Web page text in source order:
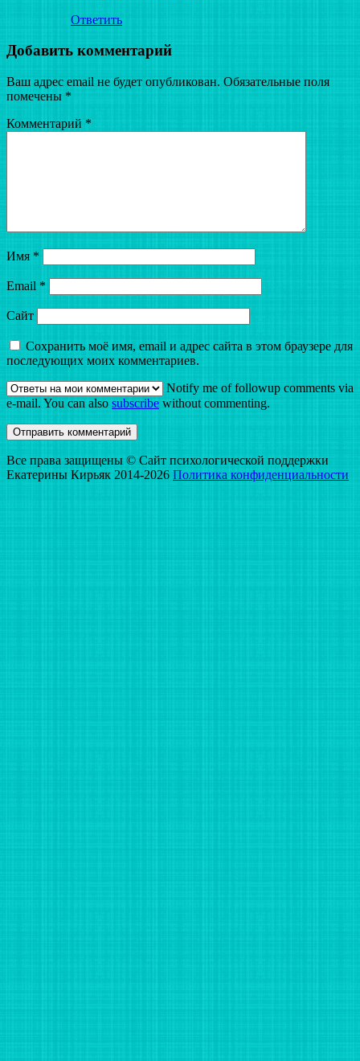
Ответить
Добавить комментарий
Ваш адрес email не будет опубликован. Обязательные поля
помечены *
Комментарий *
Имя *
Email *
Сайт
Сохранить моё имя, email и адрес сайта в этом браузере для
последующих моих комментариев.
Notify me of followup comments via
e-mail. You can also subscribe without commenting.
Все права защищены © Сайт психологической поддержки
Екатерины Кирьяк 2014-2026 Политика конфиденциальности